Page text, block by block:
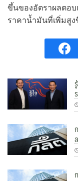
ขึ้นของอัตราผลตอบ
ราคาน้ำมันที่เพิ่มสู